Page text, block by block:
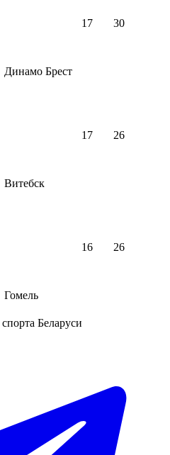
Динамо Брест
17 30
Витебск
17 26
Гомель
16 26
Беларуси